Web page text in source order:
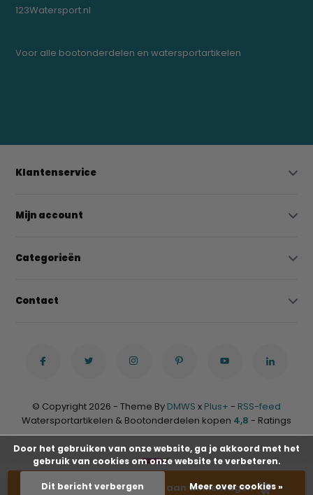
+ Toevoegen aan winkelwagen
123Watersport.nl
Voor alle bootonderdelen en watersportartikelen
Klantenservice
Mijn account
Categorieën
Contact
© Copyright 2026 - Theme By DMWS x Plus+ - RSS-feed
Watersportartikelen & Bootonderdelen kopen 4,8 - Ratings
Door het gebruiken van onze website, ga je akkoord met het
gebruik van cookies om onze website te verbeteren.
Dit bericht verbergen Meer over cookies »